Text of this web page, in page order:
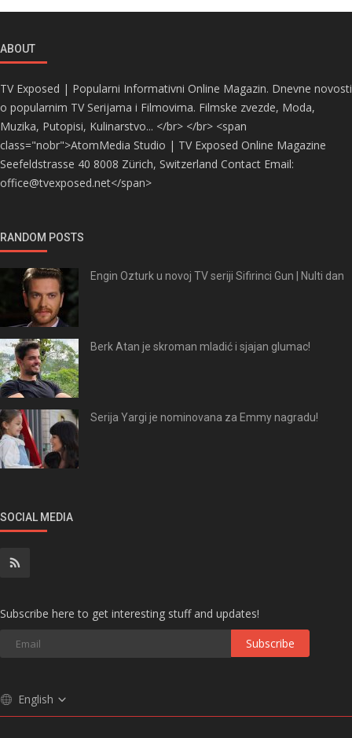
ABOUT
TV Exposed | Popularni Informativni Online Magazin. Dnevne novosti
o popularnim TV Serijama i Filmovima. Filmske zvezde, Moda,
Muzika, Putopisi, Kulinarstvo... </br> </br> <span
class="nobr">AtomMedia Studio | TV Exposed Online Magazine
Seefeldstrasse 40 8008 Zürich, Switzerland Contact Email:
office@tvexposed.net</span>
RANDOM POSTS
Engin Ozturk u novoj TV seriji Sifirinci Gun | Nulti dan
Berk Atan je skroman mladić i sjajan glumac!
Serija Yargi je nominovana za Emmy nagradu!
SOCIAL MEDIA
Subscribe here to get interesting stuff and updates!
Subscribe
English